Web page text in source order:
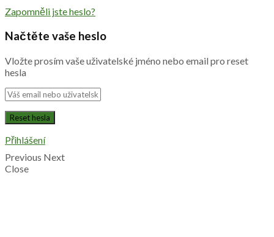
Zapomněli jste heslo?
Načtěte vaše heslo
Vložte prosím vaše uživatelské jméno nebo email pro reset
hesla
Přihlášení
Previous Next
Close